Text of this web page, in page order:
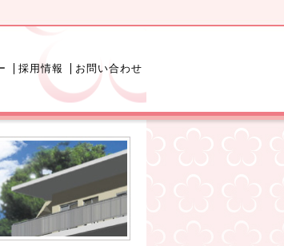
採用情報 お問い合わせ